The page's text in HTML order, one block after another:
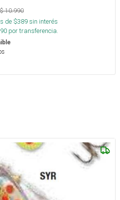
$10.990
de $389sin interés
90 por transferencia.